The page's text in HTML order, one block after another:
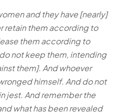
and they have [nearly]
retain them according to
them according to
not keep them, intending
them]. And whoever
himself. And do not
jest. And remember the
what has been revealed